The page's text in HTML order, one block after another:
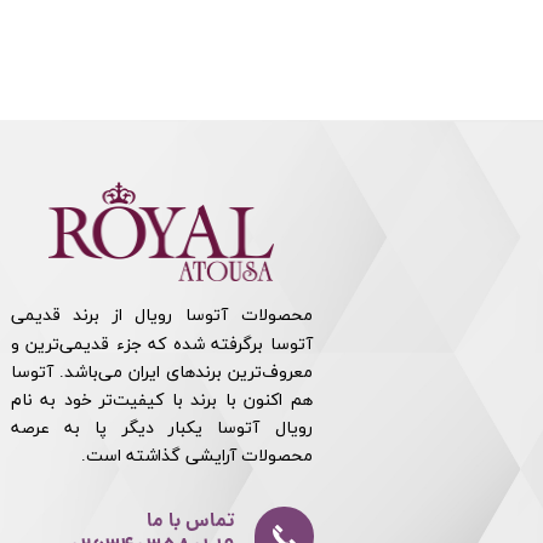
محصولات آتوسا رویال از برند قدیمی
آتوسا برگرفته شده که جزء قدیمی‌ترین و
معروف‌ترین برندهای ایران می‌باشد. آتوسا
هم اکنون با برند با کیفیت‌تر خود به نام
رویال آتوسا یکبار دیگر پا به عرصه
محصولات آرایشی گذاشته است.​​​​​​​
تماس با ما